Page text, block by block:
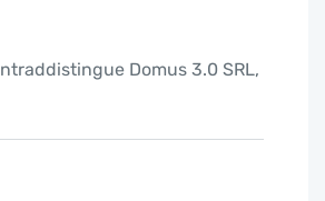
Domus 3.0 SRL,